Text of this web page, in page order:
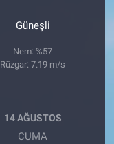
Güneşli
Nem: %57
Rüzgar: 7.19 m/s
14 AĞUSTOS
CUMA